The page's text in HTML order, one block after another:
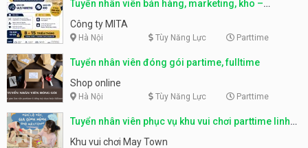
Tuyển nhân viên bán hàng, marketing, kho –
parttime, fulltime
Công ty MITA
Hà Nội Tùy Năng Lực Parttime
Tuyển nhân viên đóng gói partime, fulltime
Shop online
Hà Nội Tùy Năng Lực Parttime
Tuyển nhân viên phục vụ khu vui chơi parttime linh
động
Khu vui chơi May Town